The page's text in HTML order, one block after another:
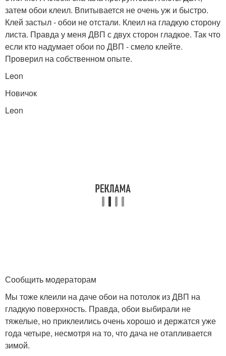
затем обои клеил. Впитывается не очень уж и быстро.
Клей застыл - обои не отстали. Клеил на гладкую сторону
листа. Правда у меня ДВП с двух сторон гладкое. Так что
если кто надумает обои по ДВП - смело клейте.
Проверил на собственном опыте.
Leon
Новичок
Leon
Сообщить модераторам
Мы тоже клеили на даче обои на потолок из ДВП на
гладкую поверхность. Правда, обои выбирали не
тяжелые, но приклеились очень хорошо и держатся уже
года четыре, несмотря на то, что дача не отапливается
зимой.